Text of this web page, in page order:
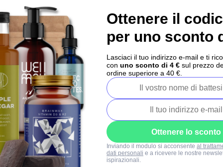
Ottenere il
per uno sconto
Lasciaci il tuo indirizzo e-mail e ti
con uno sconto di 4 € sul prezzo
ordine superiore a 40 €.
Ottenere lo sconto
Inviando il modulo si acconsente al
dati personali e a ricevere le nostre
ispirazionali.